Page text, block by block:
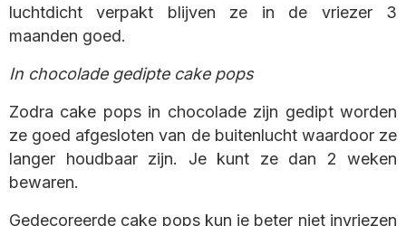
luchtdicht verpakt blijven ze in de vriezer 3
maanden goed.
In chocolade gedipte cake pops
Zodra cake pops in chocolade zijn gedipt worden
ze goed afgesloten van de buitenlucht waardoor ze
langer houdbaar zijn. Je kunt ze dan 2 weken
bewaren.
Gedecoreerde cake pops kun je beter niet invriezen